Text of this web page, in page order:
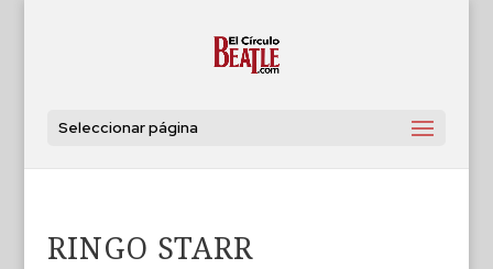
Seleccionar página
RINGO STARR